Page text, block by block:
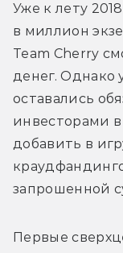
Уже к лету
в миллион
Team Cherry
денег. Однако
оставались
инвесторами
добавить в
запрошенной
Первые